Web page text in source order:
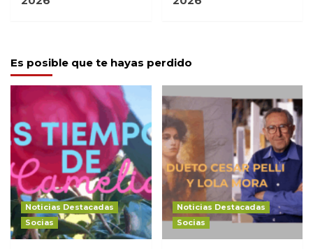
Es posible que te hayas perdido
Noticias Destacadas
Socias
Noticias Destacadas
Socias